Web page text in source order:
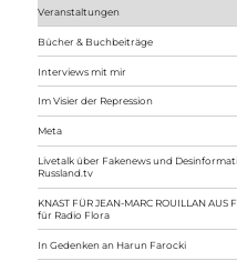
Veranstaltungen
Bücher & Buchbeiträge
Interviews mit mir
Im Visier der Repression
Meta
Livetalk über Fakenews und
Russland.tv
KNAST FÜR JEAN-MARC ROUILLAN
für Radio Flora
In Gedenken an Harun Farocki